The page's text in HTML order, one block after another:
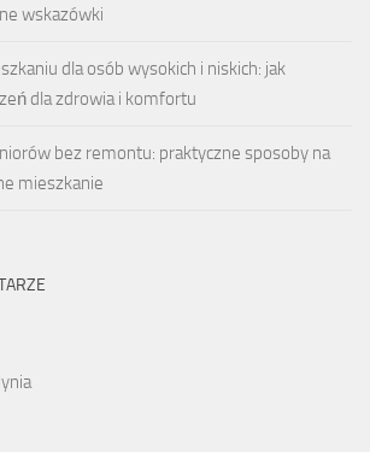
wskazówki
dla osób wysokich i niskich: jak
dla zdrowia i komfortu
bez remontu: praktyczne sposoby na
mieszkanie